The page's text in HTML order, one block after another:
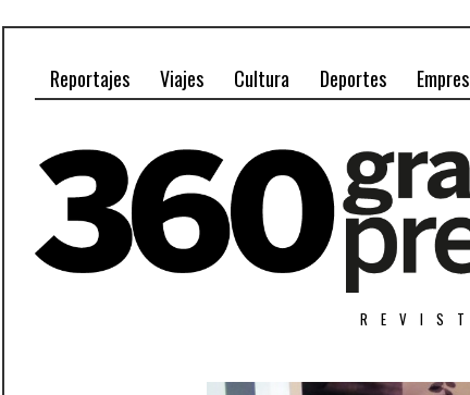
Reportajes Viajes Cultura Deportes